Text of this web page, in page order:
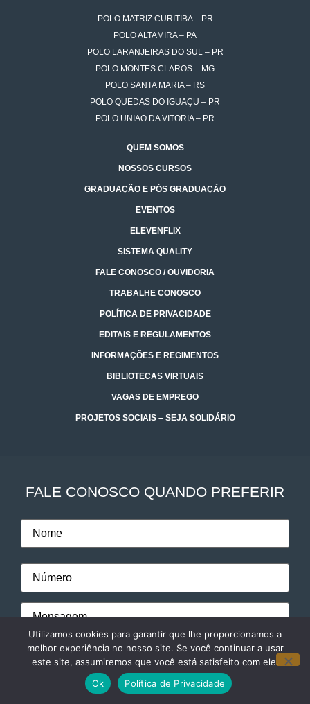
POLO MATRIZ CURITIBA – PR
POLO ALTAMIRA – PA
POLO LARANJEIRAS DO SUL – PR
POLO MONTES CLAROS – MG
POLO SANTA MARIA – RS
POLO QUEDAS DO IGUAÇU – PR
POLO UNIÃO DA VITÓRIA – PR
QUEM SOMOS
NOSSOS CURSOS
GRADUAÇÃO E PÓS GRADUAÇÃO
EVENTOS
ELEVENFLIX
SISTEMA QUALITY
FALE CONOSCO / OUVIDORIA
TRABALHE CONOSCO
POLÍTICA DE PRIVACIDADE
EDITAIS E REGULAMENTOS
INFORMAÇÕES E REGIMENTOS
BIBLIOTECAS VIRTUAIS
VAGAS DE EMPREGO
PROJETOS SOCIAIS – SEJA SOLIDÁRIO
FALE CONOSCO QUANDO PREFERIR
Utilizamos cookies para garantir que lhe proporcionamos a
melhor experiência no nosso site. Se você continuar a usar
este site, assumiremos que você está satisfeito com ele.
Ok
Política de Privacidade